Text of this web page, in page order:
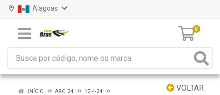
Alagoas
0
VOLTAR
INÍCIO ARO 24
12.4-24